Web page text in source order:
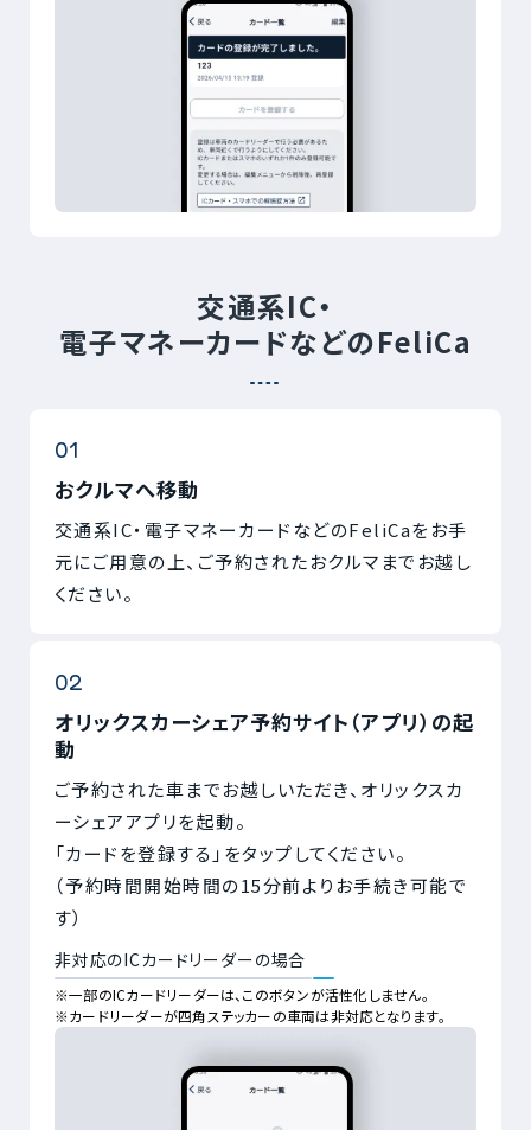
交通系IC・
電子マネーカードなどのFeliCa
おクルマへ移動
交通系IC・電子マネーカードなどのFeliCaをお手
元にご用意の上、ご予約されたおクルマまでお越し
ください。
オリックスカーシェア予約サイト（アプリ）の起
動
ご予約された車までお越しいただき、オリックスカ
ーシェアアプリを起動。
「カードを登録する」をタップしてください。
（予約時間開始時間の15分前よりお手続き可能で
す）
非対応のICカードリーダーの場合
※一部のICカードリーダーは、このボタンが活性化しません。
※カードリーダーが四角ステッカーの車両は非対応となります。